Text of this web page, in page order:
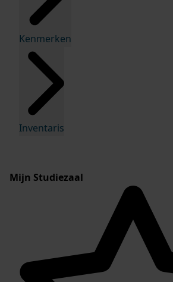
Kenmerken
Inventaris
Mijn Studiezaal